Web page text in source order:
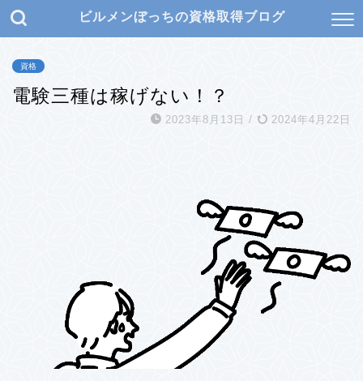
ビルメンぼっちの資格取得ブログ
資格
電験三種は稼げない！？
2023年8月13日 / 2024年4月22日